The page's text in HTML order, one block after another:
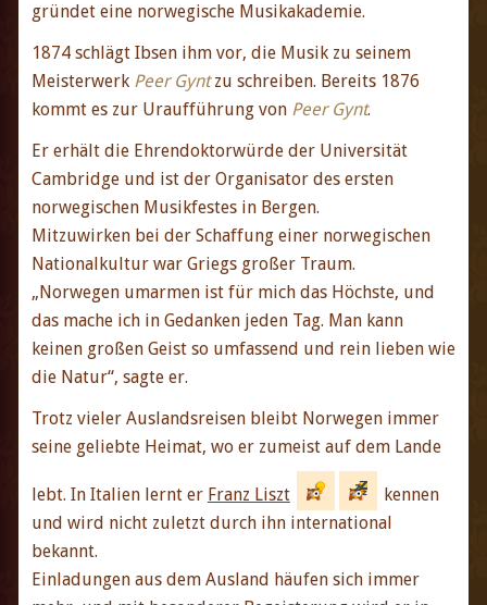
gründet eine norwegische Musikakademie.
1874 schlägt Ibsen ihm vor, die Musik zu seinem
Meisterwerk Peer Gyntzu schreiben. Bereits 1876
kommt es zur Uraufführung von Peer Gynt.
Er erhält die Ehrendoktorwürde der Universität
Cambridge und ist der Organisator des ersten
norwegischen Musikfestes in Bergen.
Mitzuwirken bei der Schaffung einer norwegischen
Nationalkultur war Griegs großer Traum.
„Norwegen umarmen ist für mich das Höchste, und
das mache ich in Gedanken jeden Tag. Man kann
keinen großen Geist so umfassend und rein lieben wie
die Natur“, sagte er.
Trotz vieler Auslandsreisen bleibt Norwegen immer
seine geliebte Heimat, wo er zumeist auf dem Lande
lebt. In Italien lernt er Franz Liszt
kennen
und wird nicht zuletzt durch ihn international
bekannt.
Einladungen aus dem Ausland häufen sich immer